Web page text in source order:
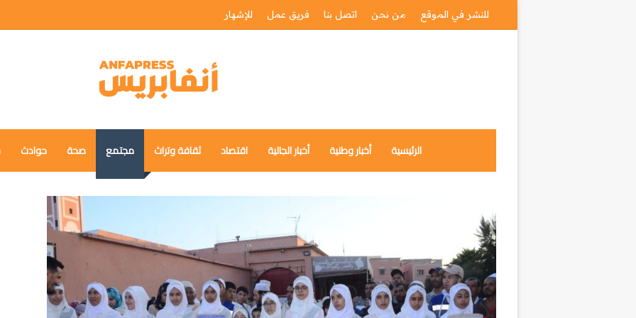
للنشر في الموقع من نحن اتصل بنا فريق عمل للإشهار
الرئيسية أخبار وطنية أخبار الجالية اقتصاد ثقافة وتراث مجتمع صحة حوادث